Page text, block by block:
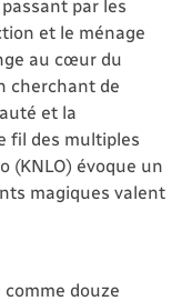
par les
et le ménage
au cœur du
cherchant de
et la
fil des multiples
(KNLO) évoque un
magiques valent
douze